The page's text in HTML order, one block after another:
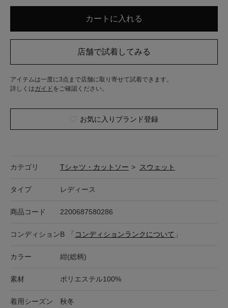
アイテムは一度に3点まで店舗に取り寄せて試着できます。
詳しくはガイド をご確認ください。
お気に入りブランド登録
カテゴリ Tシャツ・カットソー > スウェット
タイプ レディース
商品コード 2200687580286
コンディションB 「 コンディションランクについて 」
カラー 紺(総柄)
素材 ポリエステル100%
着用シーズン 秋冬